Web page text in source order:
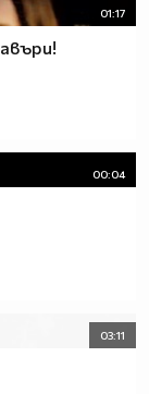
01:17
00:04
03:11